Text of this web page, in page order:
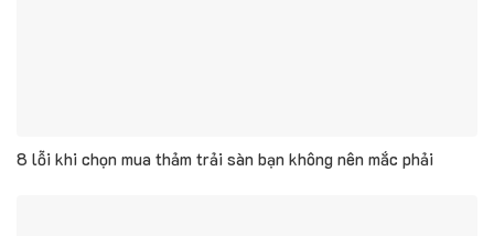
8 lỗi khi chọn mua thảm trải sàn bạn không nên mắc phải